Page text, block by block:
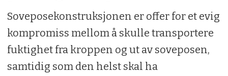
Soveposekonstruksjonen er offer for et evig
kompromiss mellom å skulle transportere
fuktighet fra kroppen og ut av soveposen,
samtidig som den helst skal ha